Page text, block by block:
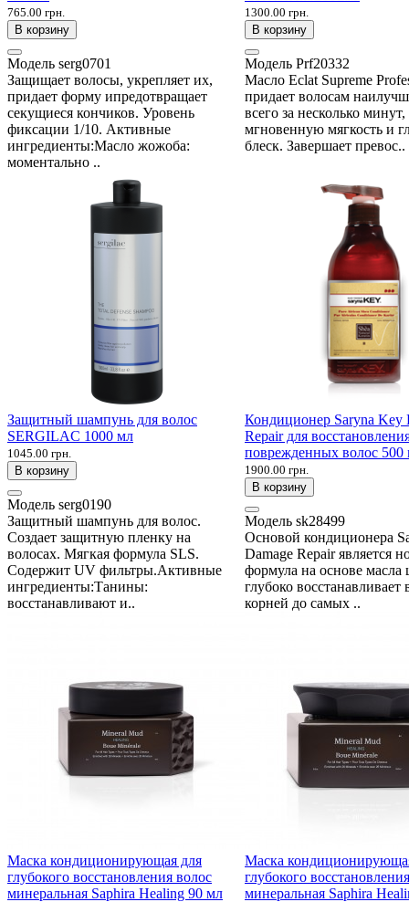
765.00 грн.
В корзину
Модель serg0701
Защищает волосы, укрепляет их,
придает форму ипредотвращает
секущиеся кончиков. Уровень
фиксации 1/10. Активные
ингредиенты:Масло жожоба:
моментально ..
1300.00 грн.
В корзину
Модель Prf20332
Масло Eclat Supreme
придает волосам
всего за несколько
мгновенную мягкость и
блеск. Завершает превос..
Защитный шампунь для волос
SERGILAC 1000 мл
1045.00 грн.
В корзину
Модель serg0190
Защитный шампунь для волос.
Создает защитную пленку на
волосах. Мягкая формула SLS.
Содержит UV фильтры.Активные
ингредиенты:Танины:
восстанавливают и..
Кондиционер Saryna Key
Repair для
поврежденных волос 500
1900.00 грн.
В корзину
Модель sk28499
Основой кондиционера
Damage Repair является
формула на основе масла
глубоко восстанавливает
корней до самых ..
Маска кондиционирующая для
глубокого восстановления волос
минеральная Saphira Healing 90 мл
Маска
глубокого
минеральная Saphira